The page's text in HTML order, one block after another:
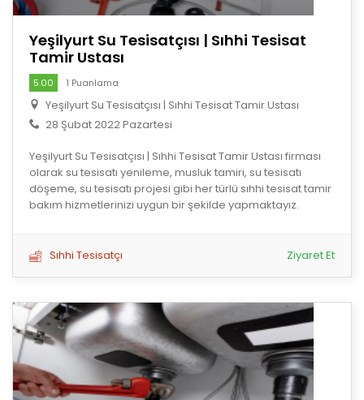
Yeşilyurt Su Tesisatçısı | Sıhhi Tesisat
Tamir Ustası
5.00 1 Puanlama
Yeşilyurt Su Tesisatçısı | Sıhhi Tesisat Tamir Ustası
28 Şubat 2022 Pazartesi
Yeşilyurt Su Tesisatçısı | Sıhhi Tesisat Tamir Ustası firması
olarak su tesisatı yenileme, musluk tamiri, su tesisatı
döşeme, su tesisatı projesi gibi her türlü sıhhi tesisat tamir
bakım hizmetlerinizi uygun bir şekilde yapmaktayız.
Sıhhi Tesisatçı Ziyaret Et